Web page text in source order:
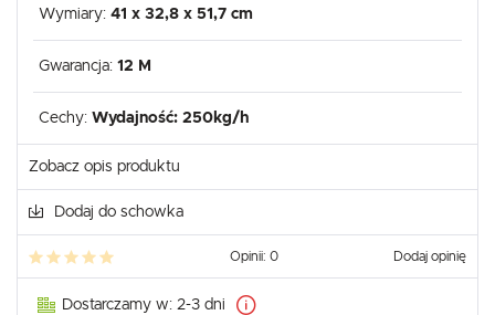
Wymiary: 41 x 32,8 x 51,7 cm
Gwarancja: 12 M
Cechy: Wydajność: 250kg/h
Zobacz opis produktu
Dodaj do schowka
Opinii: 0 Dodaj opinię
Dostarczamy w: 2-3 dni